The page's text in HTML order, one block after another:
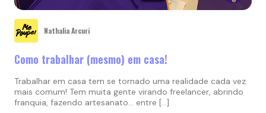
Nathalia Arcuri
Como trabalhar (mesmo) em casa!
Trabalhar em casa tem se tornado uma realidade cada vez
mais comum! Tem muita gente virando freelancer, abrindo
franquia, fazendo artesanato… entre […]